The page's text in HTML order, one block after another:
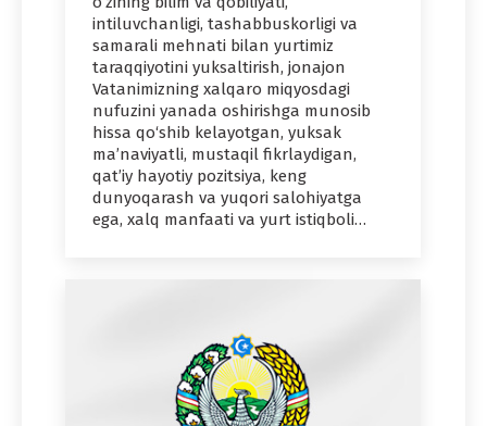
intiluvchanligi, tashabbuskorligi va
samarali mehnati bilan yurtimiz
taraqqiyotini yuksaltirish, jonajon
Vatanimizning xalqaro miqyosdagi
nufuzini yanada oshirishga munosib
hissa qo‘shib kelayotgan, yuksak
ma’naviyatli, mustaqil fikrlaydigan,
qat’iy hayotiy pozitsiya, keng
dunyoqarash va yuqori salohiyatga
ega, xalq manfaati va yurt istiqboli…